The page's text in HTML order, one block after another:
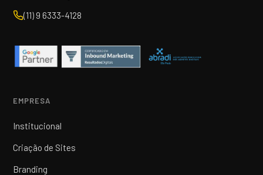
(11) 9 6333-4128
EMPRESA
Institucional
Criação de Sites
Branding